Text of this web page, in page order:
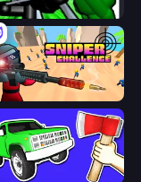
Stickman: Legacy of Zombie War
Sniper Challenge